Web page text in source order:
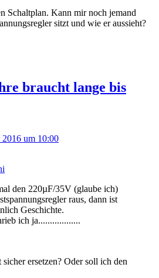
Schaltplan. Kann mir noch jemand
sitzt und wie er aussieht?
braucht lange bis
2016 um 10:00
den 220µF/35V (glaube ich)
raus, dann ist
Geschichte.
ich ja..................
ersetzen? Oder soll ich den